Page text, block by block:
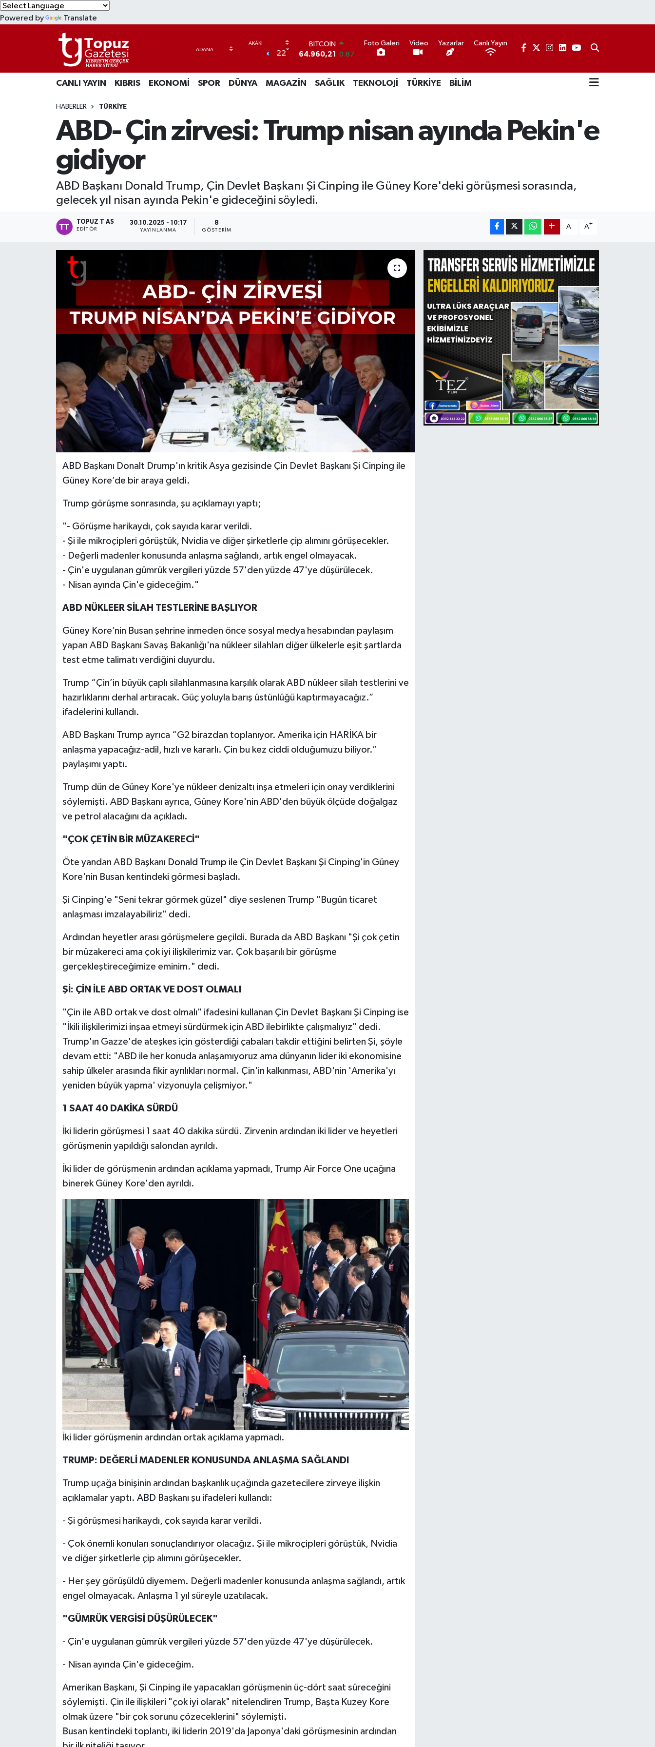
Powered by Translate
22°
DOLAR
47,7436
0.18
55,2510 0.32
STERLİN
BİST100
-14
BITCOIN
Foto Galeri Video Yazarlar Canlı Yayın
CANLI YAYIN KIBRIS EKONOMİ SPOR DÜNYA MAGAZİN SAĞLIK TEKNOLOJİ TÜRKİYE BİLİM
HABERLER TÜRKİYE
ABD- Çin zirvesi: Trump nisan ayında Pekin'e
gidiyor
ABD Başkanı Donald Trump, Çin Devlet Başkanı Şi Cinping ile Güney Kore'deki görüşmesi sorasında,
gelecek yıl nisan ayında Pekin'e gideceğini söyledi.
TOPUZ T AS
EDITÖR
30.10.2025 - 10:17
YAYINLANMA
8
GÖSTERIM
A- A+
ABD Başkanı Donalt Drump'ın kritik Asya gezisinde Çin Devlet Başkanı Şi Cinping ile
Güney Kore’de bir araya geldi.
Trump görüşme sonrasında, şu açıklamayı yaptı;
"- Görüşme harikaydı, çok sayıda karar verildi.
- Şi ile mikroçipleri görüştük, Nvidia ve diğer şirketlerle çip alımını görüşecekler.
- Değerli madenler konusunda anlaşma sağlandı, artık engel olmayacak.
- Çin'e uygulanan gümrük vergileri yüzde 57'den yüzde 47'ye düşürülecek.
- Nisan ayında Çin'e gideceğim."
ABD NÜKLEER SİLAH TESTLERİNE BAŞLIYOR
Güney Kore’nin Busan şehrine inmeden önce sosyal medya hesabından paylaşım
yapan ABD Başkanı Savaş Bakanlığı'na nükleer silahları diğer ülkelerle eşit şartlarda
test etme talimatı verdiğini duyurdu.
Trump “Çin’in büyük çaplı silahlanmasına karşılık olarak ABD nükleer silah testlerini ve
hazırlıklarını derhal artıracak. Güç yoluyla barış üstünlüğü kaptırmayacağız.”
ifadelerini kullandı.
ABD Başkanı Trump ayrıca “G2 birazdan toplanıyor. Amerika için HARİKA bir
anlaşma yapacağız-adil, hızlı ve kararlı. Çin bu kez ciddi olduğumuzu biliyor.”
paylaşımı yaptı.
Trump dün de Güney Kore'ye nükleer denizaltı inşa etmeleri için onay verdiklerini
söylemişti. ABD Başkanı ayrıca, Güney Kore'nin ABD'den büyük ölçüde doğalgaz
ve petrol alacağını da açıkladı.
"ÇOK ÇETİN BİR MÜZAKERECİ"
Öte yandan ABD Başkanı Donald Trump ile Çin Devlet Başkanı Şi Cinping'in Güney
Kore'nin Busan kentindeki görmesi başladı.
Şi Cinping'e "Seni tekrar görmek güzel" diye seslenen Trump "Bugün ticaret
anlaşması imzalayabiliriz" dedi.
Ardından heyetler arası görüşmelere geçildi. Burada da ABD Başkanı "Şi çok çetin
bir müzakereci ama çok iyi ilişkilerimiz var. Çok başarılı bir görüşme
gerçekleştireceğimize eminim." dedi.
Şİ: ÇİN İLE ABD ORTAK VE DOST OLMALI
"Çin ile ABD ortak ve dost olmalı" ifadesini kullanan Çin Devlet Başkanı Şi Cinping ise
"İkili ilişkilerimizi inşaa etmeyi sürdürmek için ABD ilebirlikte çalışmalıyız" dedi.
Trump'ın Gazze'de ateşkes için gösterdiği çabaları takdir ettiğini belirten Şi, şöyle
devam etti: "ABD ile her konuda anlaşamıyoruz ama dünyanın lider iki ekonomisine
sahip ülkeler arasında fikir ayrılıkları normal. Çin'in kalkınması, ABD'nin 'Amerika'yı
yeniden büyük yapma' vizyonuyla çelişmiyor."
1 SAAT 40 DAKİKA SÜRDÜ
İki liderin görüşmesi 1 saat 40 dakika sürdü. Zirvenin ardından iki lider ve heyetleri
görüşmenin yapıldığı salondan ayrıldı.
İki lider de görüşmenin ardından açıklama yapmadı, Trump Air Force One uçağına
binerek Güney Kore'den ayrıldı.
İki lider görüşmenin ardından ortak açıklama yapmadı.
TRUMP: DEĞERLİ MADENLER KONUSUNDA ANLAŞMA SAĞLANDI
Trump uçağa binişinin ardından başkanlık uçağında gazetecilere zirveye ilişkin
açıklamalar yaptı. ABD Başkanı şu ifadeleri kullandı:
- Şi görüşmesi harikaydı, çok sayıda karar verildi.
- Çok önemli konuları sonuçlandırıyor olacağız. Şi ile mikroçipleri görüştük, Nvidia
ve diğer şirketlerle çip alımını görüşecekler.
- Her şey görüşüldü diyemem. Değerli madenler konusunda anlaşma sağlandı, artık
engel olmayacak. Anlaşma 1 yıl süreyle uzatılacak.
"GÜMRÜK VERGİSİ DÜŞÜRÜLECEK"
- Çin'e uygulanan gümrük vergileri yüzde 57'den yüzde 47'ye düşürülecek.
- Nisan ayında Çin'e gideceğim.
Amerikan Başkanı, Şi Cinping ile yapacakları görüşmenin üç-dört saat süreceğini
söylemişti. Çin ile ilişkileri "çok iyi olarak" nitelendiren Trump, Başta Kuzey Kore
olmak üzere "bir çok sorunu çözeceklerini" söylemişti.
Busan kentindeki toplantı, iki liderin 2019'da Japonya'daki görüşmesinin ardından
EKONOMİ
MAGAZİN
SAĞLIK
TEKNOLOJİ
Lefkoşa Nöbetçi Eczaneler
Lefkoşa Hava Durumu
Lefkoşa Trafik Yoğunluk Haritası
Süper Lig Puan Durumu ve Fikstür
Tüm Manşetler
Son Dakika Haberleri
Haber Arşivi